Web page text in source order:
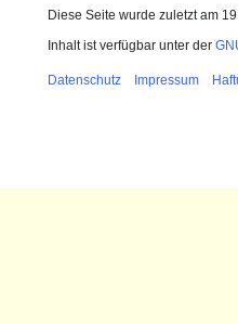
Diese Seite wurde zuletzt am
Inhalt ist verfügbar unter der
Datenschutz Impressum